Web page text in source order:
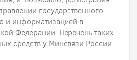
государственного
и информатизацией в
Федерации. Перечень таких
средств у Минсвязи России